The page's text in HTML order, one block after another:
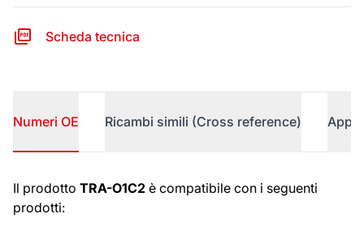
Scheda tecnica
Numeri OE Ricambi simili (Cross reference)
Numeri OE
Il prodotto TRA-O1C2 è compatibile con i seguenti
prodotti: